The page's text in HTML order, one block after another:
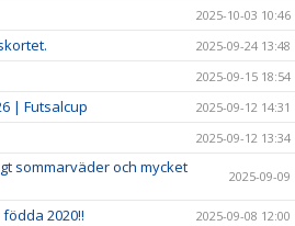
2025-10-03 10:46
2025-09-24 13:48
2025-09-15 18:54
| Futsalcup 2025-09-12 14:31
2025-09-12 13:34
sommarväder och mycket
2025-09-09
2020!! 2025-09-08 12:00